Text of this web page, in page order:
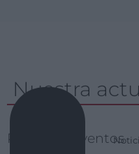
Nuestra
Próximos eventos